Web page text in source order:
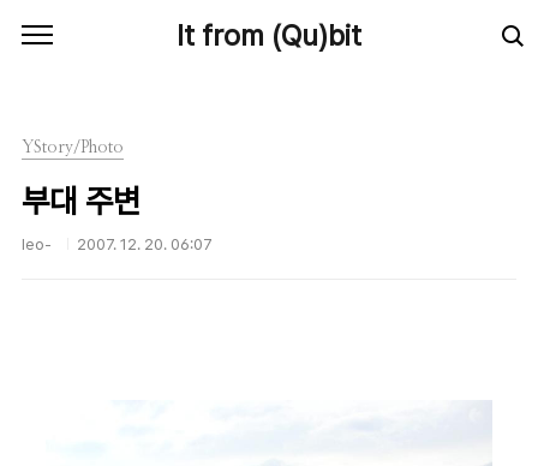
It from (Qu)bit
YStory/Photo
부대 주변
leo- 2007. 12. 20. 06:07